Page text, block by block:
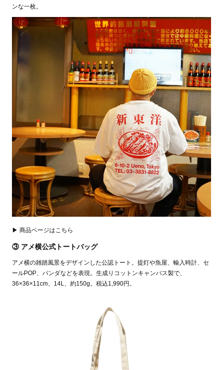
ンな一枚。
▶ 商品ページはこちら
③ アメ横公式トートバッグ
アメ横の雑踏風景をデザインした公認トート。提灯や魚屋、輸入時計、セ
ールPOP、パンダなどを表現。生成りコットンキャンバス製で、
36×36×11cm、14L、約150g。税込1,990円。